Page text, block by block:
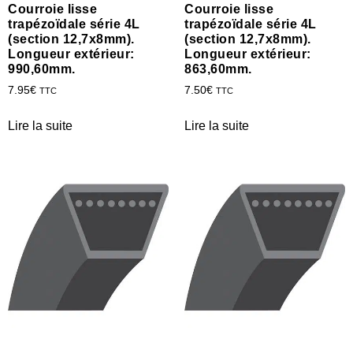
Courroie lisse
trapézoïdale série 4L
(section 12,7x8mm).
Longueur extérieur:
990,60mm.
7.95€ TTC
Lire la suite
Courroie lisse
trapézoïdale série 4L
(section 12,7x8mm).
Longueur extérieur:
863,60mm.
7.50€ TTC
Lire la suite